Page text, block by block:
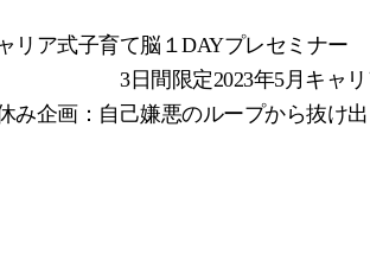
リア式子育て脳１DAYプレセミナー
3日間限定2023年5月キャ
み企画：自己嫌悪のループから抜け